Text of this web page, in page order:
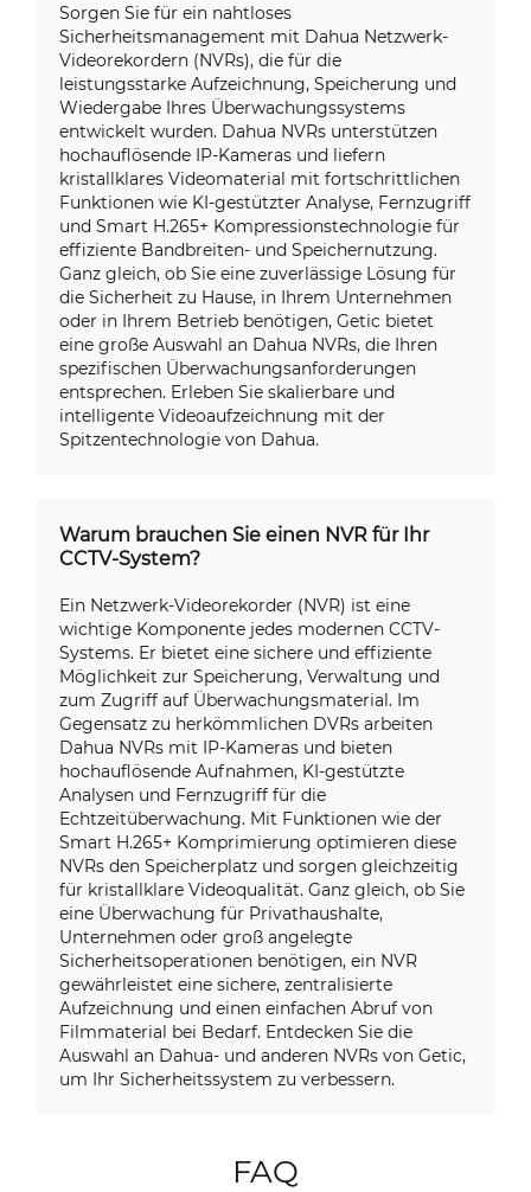
Sorgen Sie für ein nahtloses
Sicherheitsmanagement mit Dahua Netzwerk-
Videorekordern (NVRs), die für die
leistungsstarke Aufzeichnung, Speicherung und
Wiedergabe Ihres Überwachungssystems
entwickelt wurden. Dahua NVRs unterstützen
hochauflösende IP-Kameras und liefern
kristallklares Videomaterial mit fortschrittlichen
Funktionen wie KI-gestützter Analyse, Fernzugriff
und Smart H.265+ Kompressionstechnologie für
effiziente Bandbreiten- und Speichernutzung.
Ganz gleich, ob Sie eine zuverlässige Lösung für
die Sicherheit zu Hause, in Ihrem Unternehmen
oder in Ihrem Betrieb benötigen, Getic bietet
eine große Auswahl an Dahua NVRs, die Ihren
spezifischen Überwachungsanforderungen
entsprechen. Erleben Sie skalierbare und
intelligente Videoaufzeichnung mit der
Spitzentechnologie von Dahua.
Warum brauchen Sie einen NVR für Ihr
CCTV-System?
Ein Netzwerk-Videorekorder (NVR) ist eine
wichtige Komponente jedes modernen CCTV-
Systems. Er bietet eine sichere und effiziente
Möglichkeit zur Speicherung, Verwaltung und
zum Zugriff auf Überwachungsmaterial. Im
Gegensatz zu herkömmlichen DVRs arbeiten
Dahua NVRs mit IP-Kameras und bieten
hochauflösende Aufnahmen, KI-gestützte
Analysen und Fernzugriff für die
Echtzeitüberwachung. Mit Funktionen wie der
Smart H.265+ Komprimierung optimieren diese
NVRs den Speicherplatz und sorgen gleichzeitig
für kristallklare Videoqualität. Ganz gleich, ob Sie
eine Überwachung für Privathaushalte,
Unternehmen oder groß angelegte
Sicherheitsoperationen benötigen, ein NVR
gewährleistet eine sichere, zentralisierte
Aufzeichnung und einen einfachen Abruf von
Filmmaterial bei Bedarf. Entdecken Sie die
Auswahl an Dahua- und anderen NVRs von Getic,
um Ihr Sicherheitssystem zu verbessern.
FAQ